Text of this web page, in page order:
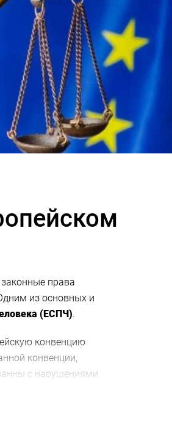
права
из основных и
(ЕСПЧ).
конвенцию
конвенции,
с нарушениями
протоколы.